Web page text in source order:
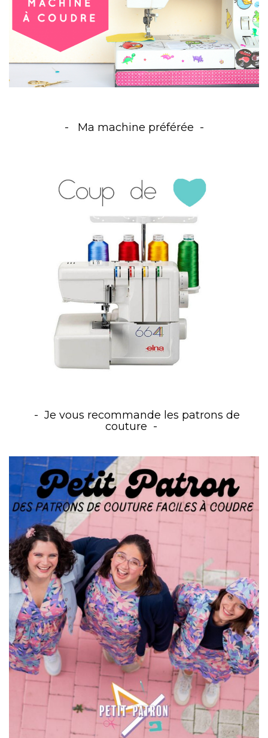
Ma machine préférée
Je vous recommande les patrons de
couture